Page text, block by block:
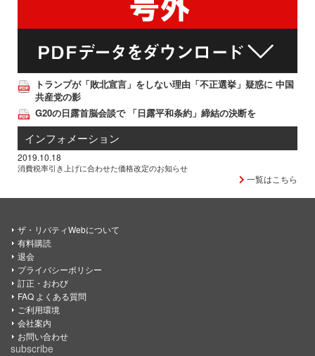
トランプが「敗北宣言」をしない理由「不正選挙」疑惑に 中国
共産党の影
G20の日露首脳会談で 「日露平和条約」締結の決断を
インフォメーション
2019.10.18
消費税率引き上げに合わせた価格改定のお知らせ
一覧はこちら
ザ・リバティWebについて
有料購読
退会
プライバシーポリシー
訂正・おわび
FAQ よくある質問
ご利用環境
会社案内
お問い合わせ
subscribe